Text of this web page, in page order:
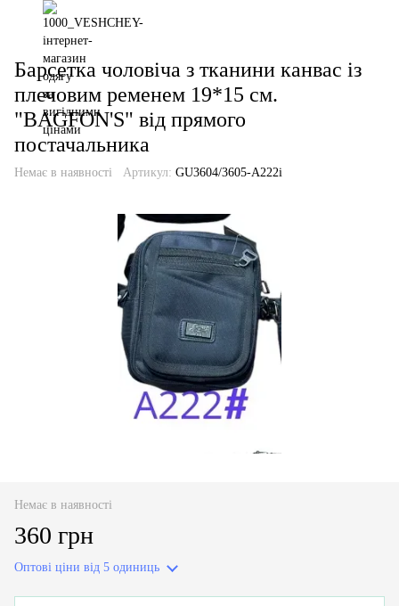
Барсетка чоловіча з тканини канвас із
плечовим ременем 19*15 см.
"BAGFON'S" від прямого
постачальника
Немає в наявності Артикул: GU3604/3605-A222i
Немає в наявності
360 грн
Оптові ціни від 5 одиниць